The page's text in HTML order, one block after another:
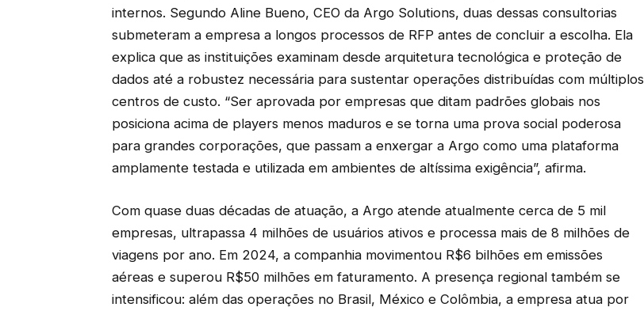
internos. Segundo Aline Bueno, CEO da Argo Solutions, duas dessas consultorias
submeteram a empresa a longos processos de RFP antes de concluir a escolha. Ela
explica que as instituições examinam desde arquitetura tecnológica e proteção de
dados até a robustez necessária para sustentar operações distribuídas com múltiplos
centros de custo. “Ser aprovada por empresas que ditam padrões globais nos
posiciona acima de players menos maduros e se torna uma prova social poderosa
para grandes corporações, que passam a enxergar a Argo como uma plataforma
amplamente testada e utilizada em ambientes de altíssima exigência”, afirma.
Com quase duas décadas de atuação, a Argo atende atualmente cerca de 5 mil
empresas, ultrapassa 4 milhões de usuários ativos e processa mais de 8 milhões de
viagens por ano. Em 2024, a companhia movimentou R$6 bilhões em emissões
aéreas e superou R$50 milhões em faturamento. A presença regional também se
intensificou: além das operações no Brasil, México e Colômbia, a empresa atua por